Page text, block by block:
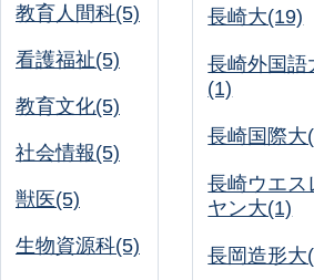
教育人間科(5)
看護福祉(5)
教育文化(5)
社会情報(5)
獣医(5)
生物資源科(5)
長崎大(19)
長崎外国語
(1)
長崎国際大
長崎ウエス
ヤン大(1)
長岡造形大